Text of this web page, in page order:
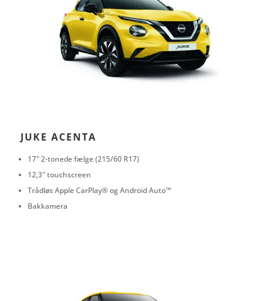
JUKE ACENTA
17″ 2-tonede fælge (215/60 R17)
12,3″ touchscreen
Trådløs Apple CarPlay® og Android Auto™
Bakkamera